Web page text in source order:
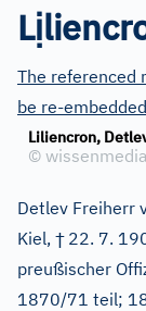
Lị
The referenced
be re-
Liliencron,
© wissenmedia
Detlev Freiherr
Kiel, † 22. 7.
preußischer
1870/71 teil;